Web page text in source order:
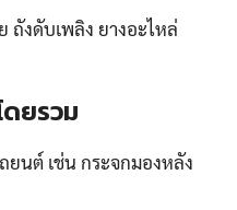
ถังดับเพลิง ยางอะไหล่
ยรวม
ยนต์ เช่น กระจกมองหลัง